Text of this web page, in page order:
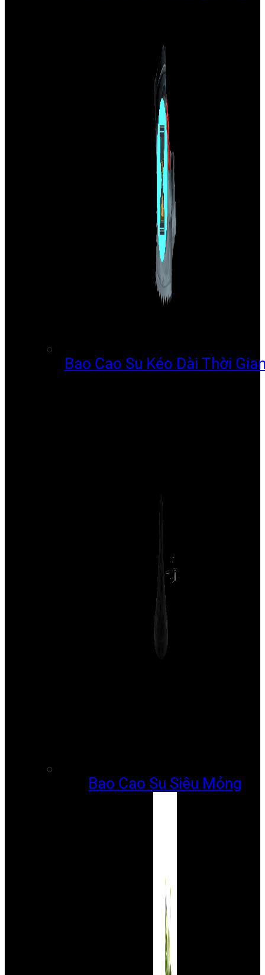
Bao Cao Su Kéo Dài Thời
Bao Cao Su Siêu Mỏng